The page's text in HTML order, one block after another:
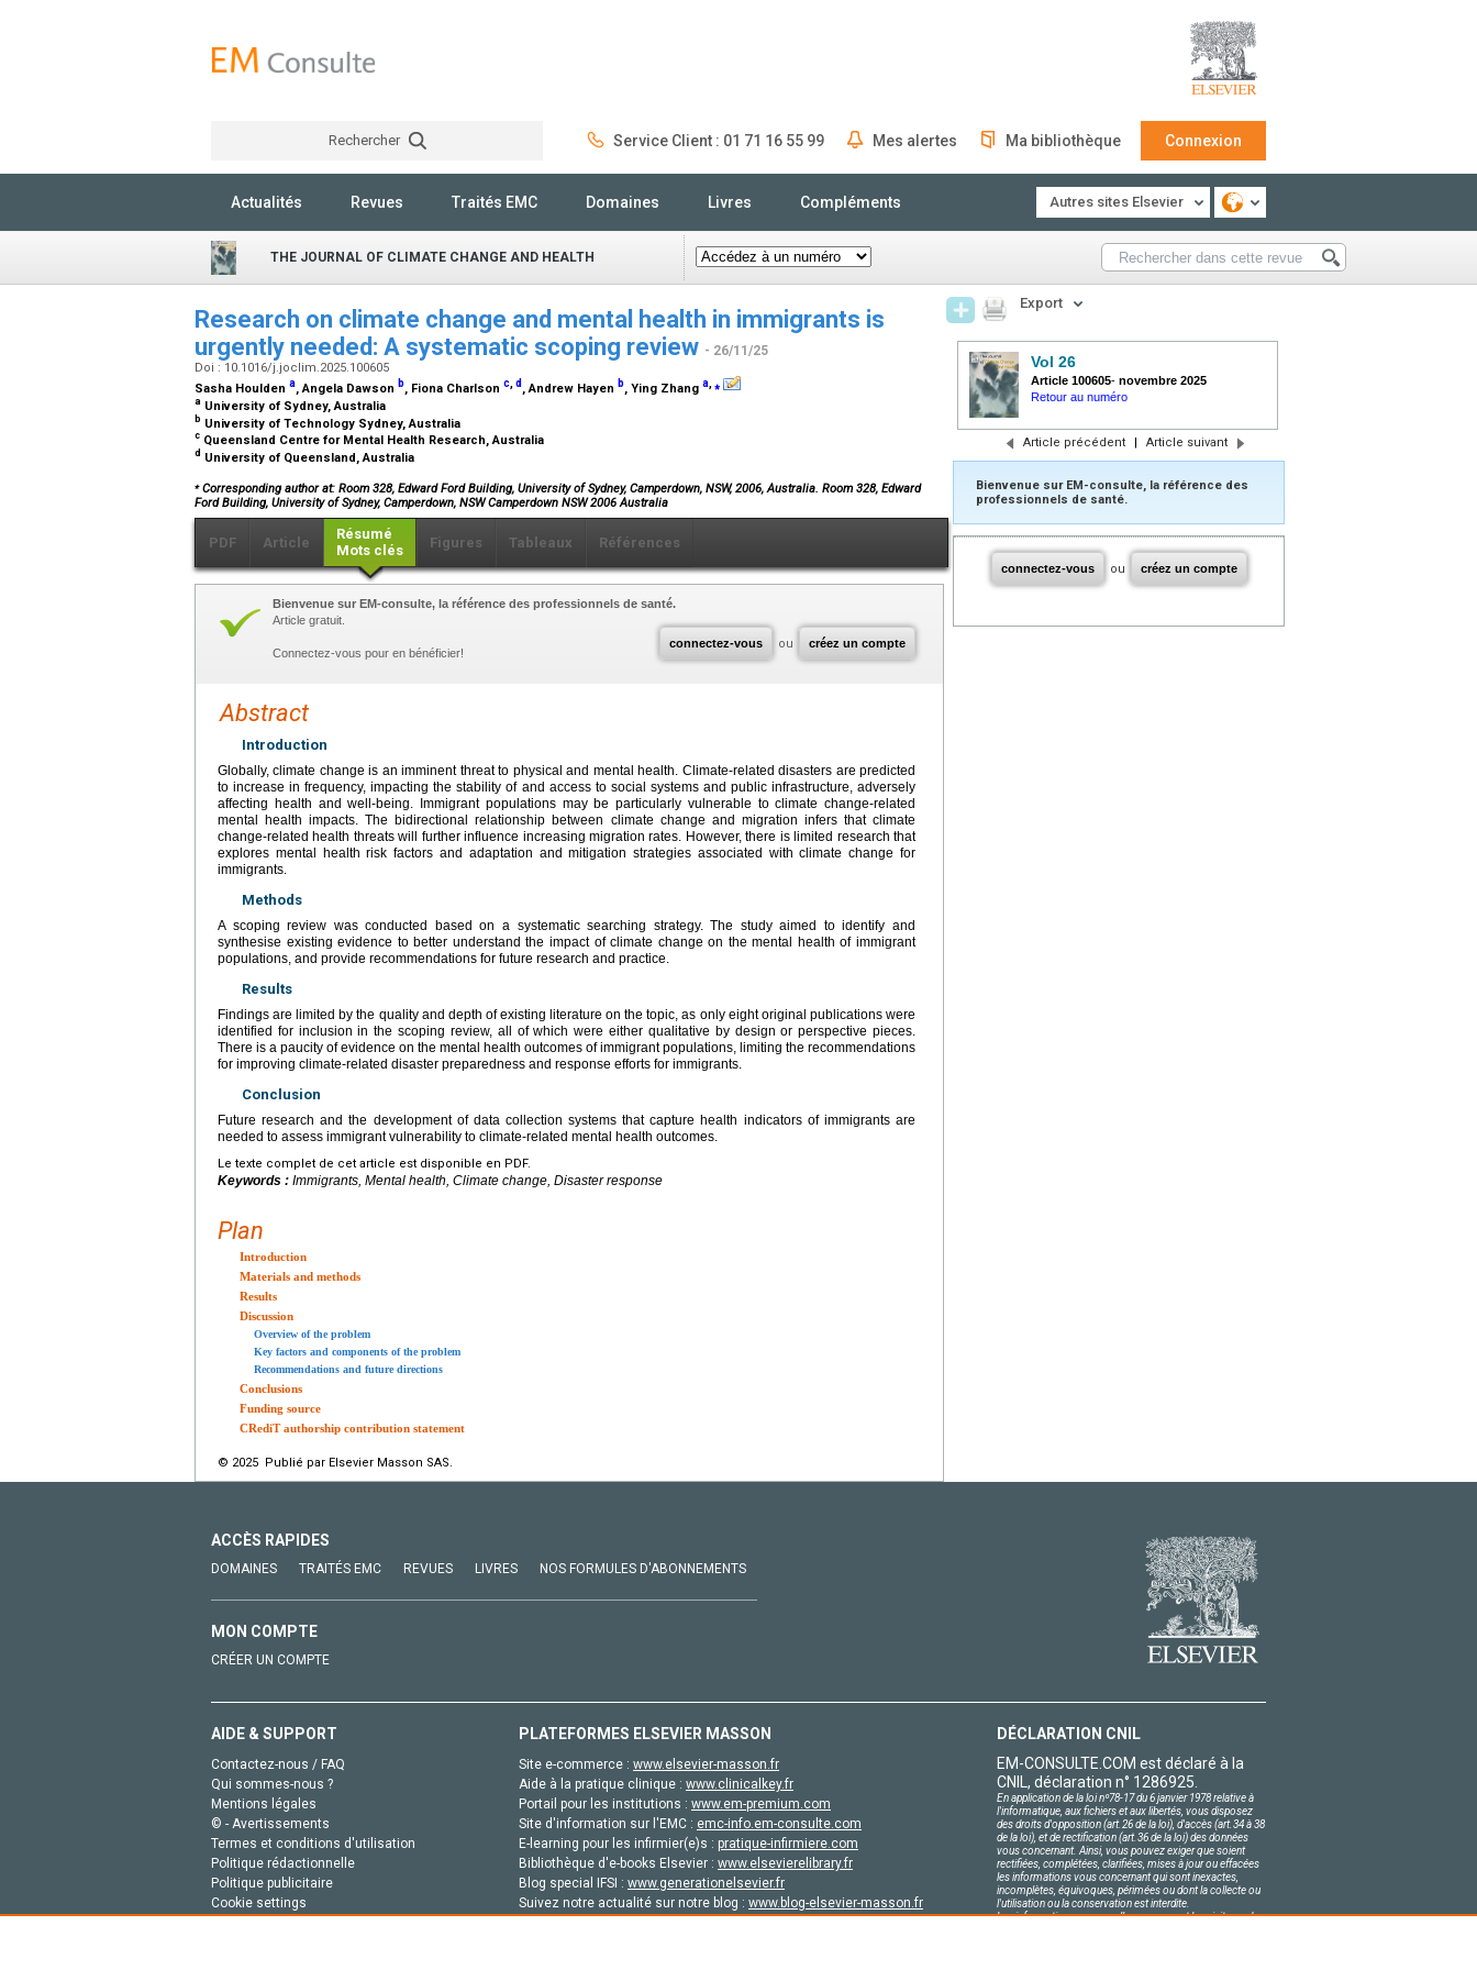
Rechercher Service Client : 01 71 16 55 99 Mes alertes Ma bibliothèque Connexion
Actualités Revues Traités EMC Domaines Livres Compléments Autres sites Elsevier
THE JOURNAL OF CLIMATE CHANGE AND HEALTH
Research on climate change and mental health in immigrants is
urgently needed: A systematic scoping review - 26/11/25
Doi : 10.1016/j.joclim.2025.100605
Sasha Houlden a, Angela Dawson b, Fiona Charlson c,d , Andrew Hayen b, Ying Zhang a,⁎
a University of Sydney, Australia
b University of Technology Sydney, Australia
c Queensland Centre for Mental Health Research, Australia
d University of Queensland, Australia
⁎Corresponding author at: Room 328, Edward Ford Building, University of Sydney, Camperdown, NSW, 2006, Australia. Room 328, Edward
Ford Building, University of Sydney, Camperdown, NSW Camperdown NSW 2006 Australia
PDF Article
Résumé
Mots clés
Figures Tableaux Références
connectez-vous ou créez un compte
Bienvenue sur EM-consulte, la référence des professionnels de santé.
Article gratuit.
Connectez-vous pour en bénéficier!
Abstract
Introduction
Globally, climate change is an imminent threat to physical and mental health. Climate-related disasters are predicted
to increase in frequency, impacting the stability of and access to social systems and public infrastructure, adversely
affecting health and well-being. Immigrant populations may be particularly vulnerable to climate change-related
mental health impacts. The bidirectional relationship between climate change and migration infers that climate
change-related health threats will further influence increasing migration rates. However, there is limited research that
explores mental health risk factors and adaptation and mitigation strategies associated with climate change for
immigrants.
Methods
A scoping review was conducted based on a systematic searching strategy. The study aimed to identify and
synthesise existing evidence to better understand the impact of climate change on the mental health of immigrant
populations, and provide recommendations for future research and practice.
Results
Findings are limited by the quality and depth of existing literature on the topic, as only eight original publications were
identified for inclusion in the scoping review, all of which were either qualitative by design or perspective pieces.
There is a paucity of evidence on the mental health outcomes of immigrant populations, limiting the recommendations
for improving climate-related disaster preparedness and response efforts for immigrants.
Conclusion
Future research and the development of data collection systems that capture health indicators of immigrants are
needed to assess immigrant vulnerability to climate-related mental health outcomes.
Le texte complet de cet article est disponible en PDF.
Keywords : Immigrants, Mental health, Climate change, Disaster response
Plan
Introduction
Materials and methods
Results
Discussion
Overview of the problem
Key factors and components of the problem
Recommendations and future directions
Conclusions
Funding source
CRediT authorship contribution statement
© 2025 Publié par Elsevier Masson SAS.
Export
Vol 26
Article 100605- novembre 2025
Retour au numéro
Article précédent | Article suivant
Bienvenue sur EM-consulte, la référence des
professionnels de santé.
connectez-vous ou créez un compte
ACCÈS RAPIDES
DOMAINES TRAITÉS EMC REVUES LIVRES NOS FORMULES D'ABONNEMENTS
MON COMPTE
CRÉER UN COMPTE
AIDE & SUPPORT
Contactez-nous / FAQ
Qui sommes-nous ?
Mentions légales
© - Avertissements
Termes et conditions d'utilisation
Politique rédactionnelle
Politique publicitaire
Cookie settings
PLATEFORMES ELSEVIER MASSON
Site e-commerce : www.elsevier-masson.fr
Aide à la pratique clinique : www.clinicalkey.fr
Portail pour les institutions : www.em-premium.com
Site d'information sur l'EMC : emc-info.em-consulte.com
E-learning pour les infirmier(e)s : pratique-infirmiere.com
Bibliothèque d'e-books Elsevier : www.elsevierelibrary.fr
Blog special IFSI : www.generationelsevier.fr
Suivez notre actualité sur notre blog : www.blog-elsevier-masson.fr
DÉCLARATION CNIL
EM-CONSULTE.COM est déclaré à la
CNIL, déclaration n° 1286925.
En application de la loi nº78-17 du 6 janvier 1978 relative à
l'informatique, aux fichiers et aux libertés, vous disposez
des droits d'opposition (art.26 de la loi), d'accès (art.34 à 38
de la loi), et de rectification (art.36 de la loi) des données
vous concernant. Ainsi, vous pouvez exiger que soient
rectifiées, complétées, clarifiées, mises à jour ou effacées
les informations vous concernant qui sont inexactes,
incomplètes, équivoques, périmées ou dont la collecte ou
l'utilisation ou la conservation est interdite.
Les informations personnelles concernant les visiteurs de